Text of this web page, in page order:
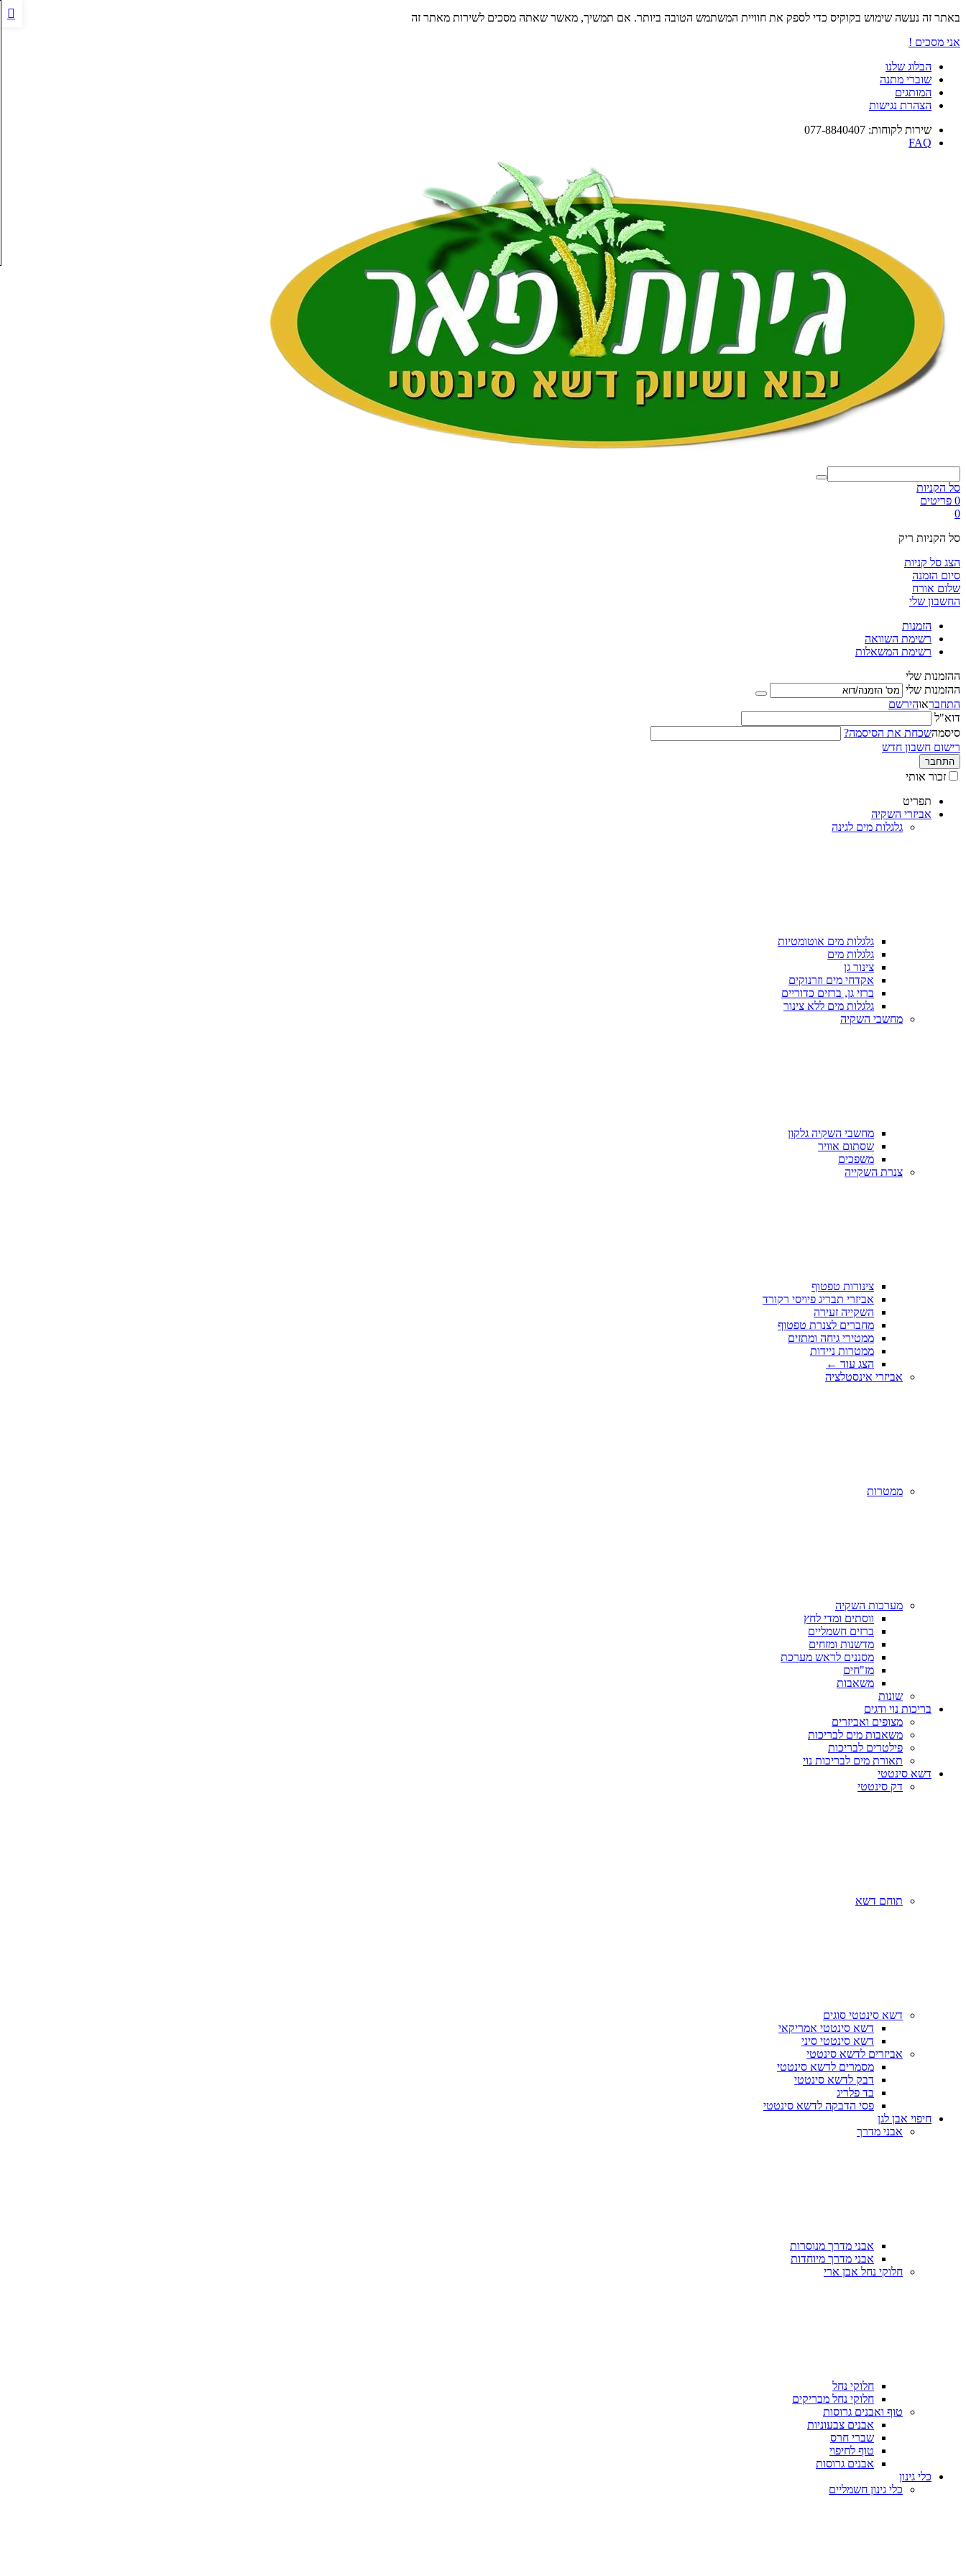
באתר זה נעשה שימוש בקוקיס כדי לספק את חוויית המשתמש הטובה ביותר. אם תמשיך, מאשר שאתה מסכים לשירות מאתר זה
אני מסכים !
הבלוג שלנו
שוברי מתנה
המותגים
הצהרת נגישות
שירות לקוחות: 077-8840407
FAQ
סל הקניות
0 פריטים
0
סל הקניות ריק
הצג סל קניות
סיום הזמנה
שלום אורח
החשבון שלי
הזמנות
רשימת השוואה
רשימת המשאלות
ההזמנות שלי
ההזמנות שלי
התחבראוהירשם
דוא"ל
סיסמהשכחת את הסיסמה?
רישום חשבון חדש
התחבר
זכור אותי
תפריט
אביזרי השקיה
גלגלות מים לגינה
גלגלות מים אוטומטיות
גלגלות מים
צינור גן
אקדחי מים וזרנוקים
ברזי גן, ברזים כדוריים
גלגלות מים ללא צינור
מחשבי השקיה
מחשבי השקיה גלקון
שסתום אוויר
משפכים
צנרת השקייה
צינורות טפטוף
אביזרי תבריג פיויסי רקורד
השקייה זעירה
מחברים לצנרת טפטוף
ממטירי גיחה ומתזים
ממטרות ניידות
הצג עוד ←
אביזרי אינסטלציה
ממטרות
מערכות השקיה
ווסתים ומדי לחץ
ברזים חשמליים
מדשנות ומזחים
מסננים לראש מערכת
מז"חים
משאבות
שונות
בריכות נוי ודגים
מצופים ואביזרים
משאבות מים לבריכות
פילטרים לבריכות
תאורת מים לבריכות נוי
דשא סינטטי
דק סינטטי
תוחם דשא
דשא סינטטי סוגים
דשא סינטטי אמריקאי
דשא סינטטי סיני
אביזרים לדשא סינטטי
מסמרים לדשא סינטטי
דבק לדשא סינטטי
בד פלריג
פסי הדבקה לדשא סינטטי
חיפוי אבן לגן
אבני מדרך
אבני מדרך מנוסרות
אבני מדרך מיוחדות
חלוקי נחל אבן ארי
חלוקי נחל
חלוקי נחל מבריקים
טוף ואבנים גרוסות
אבנים צבעוניות
שברי חרס
טוף לחיפוי
אבנים גרוסות
כלי גינון
כלי גינון חשמליים